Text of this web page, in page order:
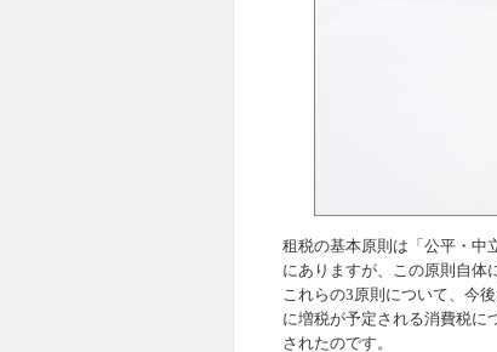
租税の基本原則は「公平・中
にありますが、この原則自体
これらの3原則について、今
に増税が予定される消費税に
されたのです。